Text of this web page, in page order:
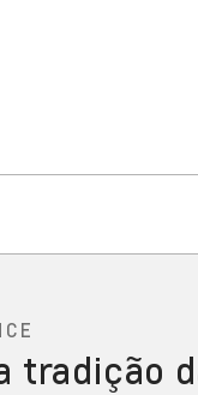
tradição